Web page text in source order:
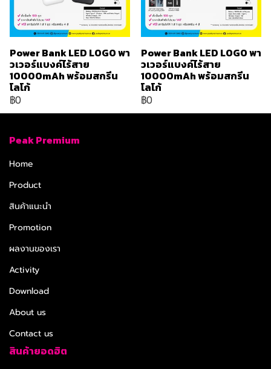
Power Bank LED LOGO พา
วเวอร์แบงค์ไร้สาย
10000mAh พร้อมสกรีน
โลโก้
฿0
Power Bank LED LOGO พา
วเวอร์แบงค์ไร้สาย
10000mAh พร้อมสกรีน
โลโก้
฿0
Peak Premium
Home
Product
สินค้าแนะนำ
Promotion
ผลงานของเรา
Activity
Download
About us
Contact us
สินค้ายอดฮิต